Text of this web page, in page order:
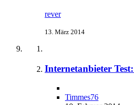
rever
13. März 2014
Internetanbieter
Timmes76